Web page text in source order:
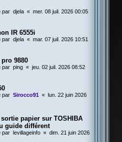
par djela « mer. 08 juil. 2026 00:05
IR 6555i
par djela « mar. 07 juil. 2026 10:51
9880
par ping « jeu. 02 juil. 2026 08:52
par Sirocco91 « lun. 22 juin 2026
papier sur TOSHIBA
guide différent
par levillageinfo « dim. 21 juin 2026